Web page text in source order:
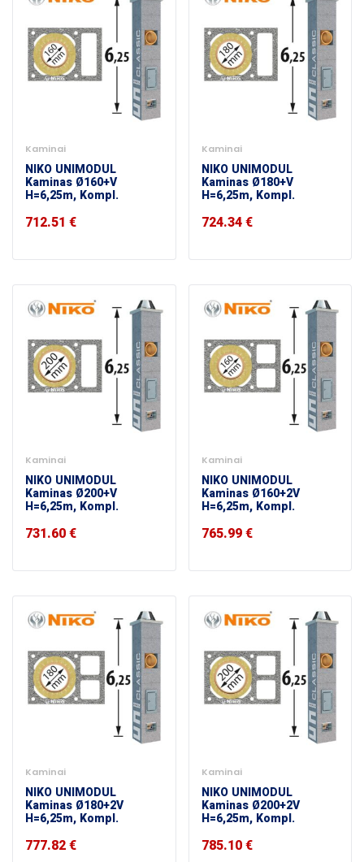
Kaminai
NIKO UNIMODUL
Kaminas Ø160+V
H=6,25m, Kompl.
712.51 €
Kaminai
NIKO UNIMODUL
Kaminas Ø180+V
H=6,25m, Kompl.
724.34€
Kaminai
NIKO UNIMODUL
Kaminas Ø200+V
H=6,25m, Kompl.
731.60€
Kaminai
NIKO UNIMODUL
Kaminas Ø160+2V
H=6,25m, Kompl.
765.99€
Kaminai
NIKO UNIMODUL
Kaminas Ø180+2V
H=6,25m, Kompl.
777.82€
Kaminai
NIKO UNIMODUL
Kaminas Ø200+2V
H=6,25m, Kompl.
785.10€